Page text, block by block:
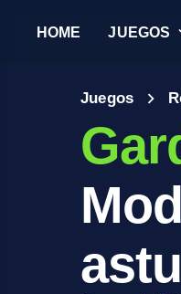
HOME JUEGOS
Juegos